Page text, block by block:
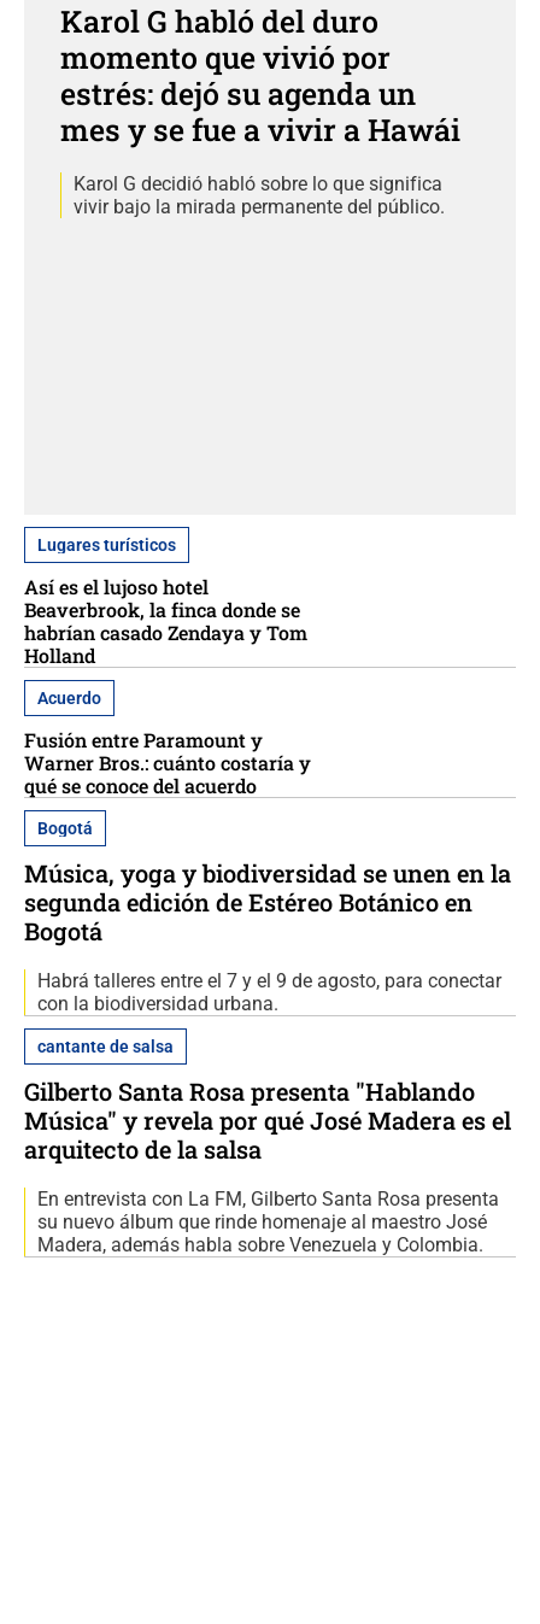
Karol G habló del duro
momento que vivió por
estrés: dejó su agenda un
mes y se fue a vivir a Hawái
Karol G decidió habló sobre lo que significa
vivir bajo la mirada permanente del público.
Lugares turísticos
Así es el lujoso hotel
Beaverbrook, la finca donde se
habrían casado Zendaya y Tom
Holland
Acuerdo
Fusión entre Paramount y
Warner Bros.: cuánto costaría y
qué se conoce del acuerdo
Bogotá
Música, yoga y biodiversidad se unen en la
segunda edición de Estéreo Botánico en
Bogotá
Habrá talleres entre el 7 y el 9 de agosto, para conectar
con la biodiversidad urbana.
cantante de salsa
Gilberto Santa Rosa presenta "Hablando
Música" y revela por qué José Madera es el
arquitecto de la salsa
En entrevista con La FM, Gilberto Santa Rosa presenta
su nuevo álbum que rinde homenaje al maestro José
Madera, además habla sobre Venezuela y Colombia.